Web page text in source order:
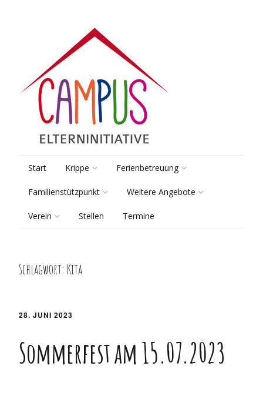
Start Krippe
Räume & Gruppen
Pädagogik
Ferienbetreuung
Pädagogik
Kooperationen
Familienstützpunkt
Beratung
Spielgruppe
Weitere Angebote
Lernsamstage
Verein
Mitgliedschaft
Stellen Termine
Schlagwort: Kita
28. JUNI 2023
Sommerfest am 15.07.2023